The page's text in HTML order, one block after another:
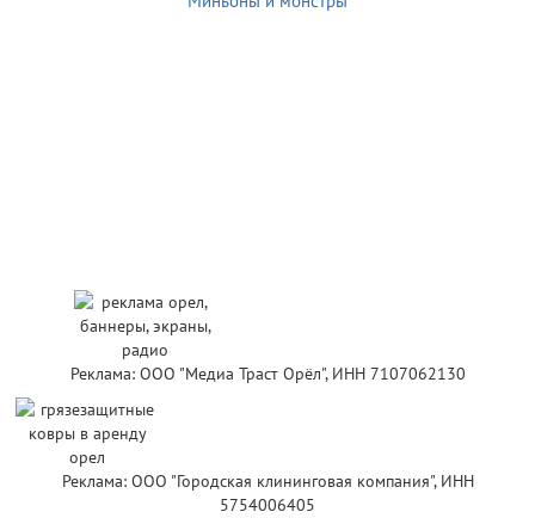
Реклама: ООО "Медиа Траст Орёл", ИНН 7107062130
Реклама: ООО "Городская клининговая компания", ИНН
5754006405